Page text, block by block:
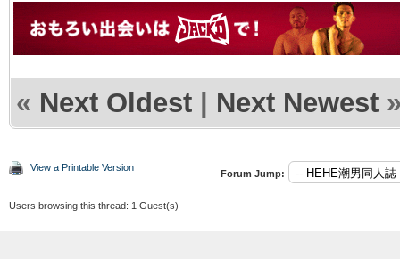
« Next Oldest | Next Newest
View a Printable Version
Forum Jump:
Users browsing this thread: 1 Guest(s)